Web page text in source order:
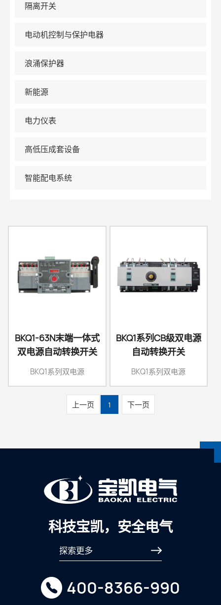
隔离开关
电动机控制与保护电器
浪涌保护器
新能源
电力仪表
高低压成套设备
智能配电系统
BKQ1-63N末端一体式
双电源自动转换开关
BKQ1系列双电源
BKQ1系列CB级双电源
自动转换开关
BKQ1系列双电源
上一页 1 下一页
科技宝凯，安全电气
探索更多
400-8366-990